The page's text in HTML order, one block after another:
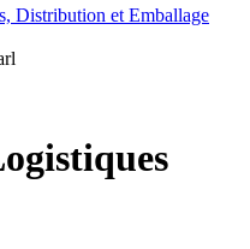
Distribution et Emballage